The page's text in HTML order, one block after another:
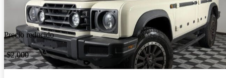
Precio reducido
-$2,000